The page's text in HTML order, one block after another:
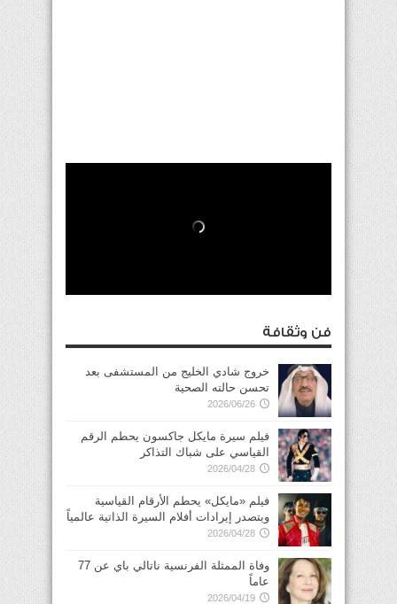
فن وثقافة
خروج شادي الخليج من المستشفى بعد
تحسن حالته الصحية
2026/06/26
فيلم سيرة مايكل جاكسون يحطم الرقم
القياسي على شباك التذاكر
2026/04/28
فيلم «مايكل» يحطم الأرقام القياسية
ويتصدر إيرادات أفلام السيرة الذاتية عالمياً
2026/04/28
وفاة الممثلة الفرنسية ناتالي باي عن 77
عاماً
2026/04/19